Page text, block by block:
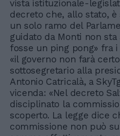
vista istituzionale-
decreto che, allo stato,
un solo ramo del
guidato da Monti non sta
fosse un ping pong» fra
«il governo non farà
sottosegretario alla
Antonio Catricalà, a
vicenda: «Nel decreto
disciplinato la
scoperto. La legge dice
commissione non può